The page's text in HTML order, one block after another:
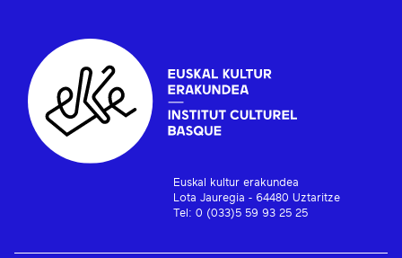
Euskal kultur erakundea
Lota Jauregia - 64480 Uztaritze
Tel: 0 (033)5 59 93 25 25